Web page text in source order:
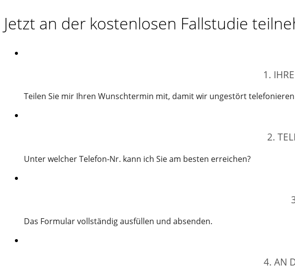
Jetzt an der kostenlosen Fallstudie
1.
Teilen Sie mir Ihren Wunschtermin mit, damit wir ungestört
2.
Unter welcher Telefon-Nr. kann ich Sie am besten erreichen?
Das Formular vollständig ausfüllen und absenden.
4. AN